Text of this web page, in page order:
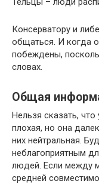
Консерватору и
общаться. И когда
побеждены,
словах.
Общая
Нельзя сказать,
плохая, но она
них нейтральная.
неблагоприятным
людей. Если между
средней